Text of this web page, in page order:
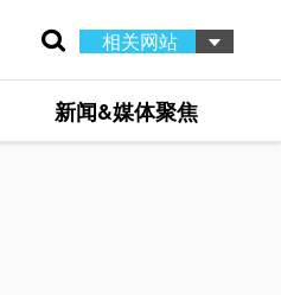
相关网站
新闻&媒体聚焦